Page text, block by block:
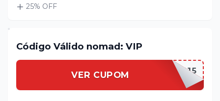
25% OFF
Código Válido nomad: VIP
VER CUPOM NOMADVIP15